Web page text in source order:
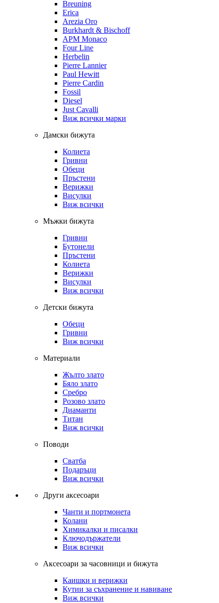
Breuning
Erica
Arezia Oro
Burkhardt & Bischoff
APM Monaco
Four Line
Herbelin
Pierre Lannier
Paul Hewitt
Pierre Cardin
Fossil
Diesel
Just Cavalli
Виж всички марки
Дамски бижута
Колиета
Гривни
Обеци
Пръстени
Верижки
Висулки
Виж всички
Мъжки бижута
Гривни
Бутонели
Пръстени
Колиета
Верижки
Висулки
Виж всички
Детски бижута
Обеци
Гривни
Виж всички
Материали
Жълто злато
Бяло злато
Сребро
Розово злато
Диаманти
Титан
Виж всички
Поводи
Сватба
Подаръци
Виж всички
Други аксесоари
Чанти и портмонета
Колани
Химикалки и писалки
Ключодържатели
Виж всички
Аксесоари за часовници и бижута
Каишки и верижки
Кутии за съхранение и навиване
Виж всички